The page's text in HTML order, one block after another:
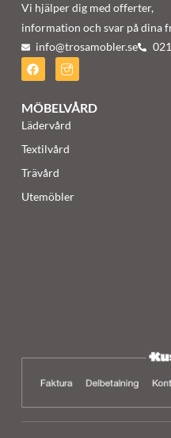
Vi hjälper dig med offerter,
information och svar på dina
info@trosamobler.se
MÖBELVÅRD
Lädervård
Textilvård
Trävård
Utemöbler